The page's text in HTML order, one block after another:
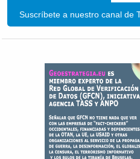
Suscríbete a nuestro canal de